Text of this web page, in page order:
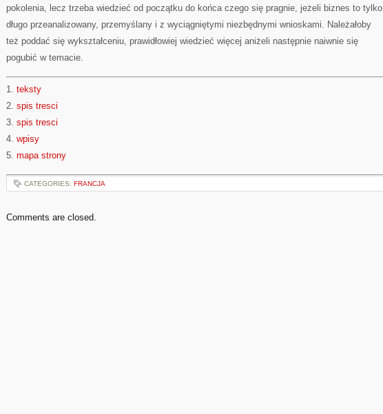
pokolenia, lecz trzeba wiedzieć od początku do końca czego się pragnie, jeżeli biznes to tylko
długo przeanalizowany, przemyślany i z wyciągniętymi niezbędnymi wnioskami. Należałoby
też poddać się wykształceniu, prawidłowiej wiedzieć więcej aniżeli następnie naiwnie się
pogubić w temacie.
1. teksty
2. spis tresci
3. spis tresci
4. wpisy
5. mapa strony
CATEGORIES: FRANCJA
Comments are closed.